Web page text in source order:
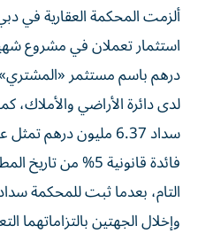
ألزمت المحكمة العقارية في
درهم باسم مستثمر
لدى دائرة الأراضي
سداد 6.37 مليون درهم
فائدة قانونية 5% من
التام، بعدما ثبت للمحكمة
وإخلال الجهتين بالتزاماتهما